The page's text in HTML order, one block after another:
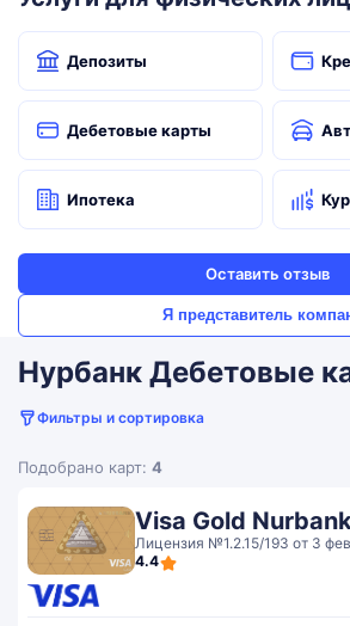
Депозиты
Дебетовые карты
Ипотека
Оставить отзыв
Я представитель
Нурбанк Дебетовые
Фильтры и сортировка
Подобрано карт: 4
Visa Gold
Лицензия №1.2.15/193 от 3
4.4